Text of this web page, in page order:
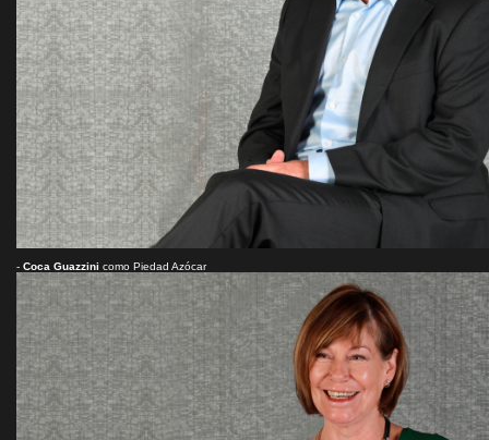
- Coca Guazzini como Piedad Azócar